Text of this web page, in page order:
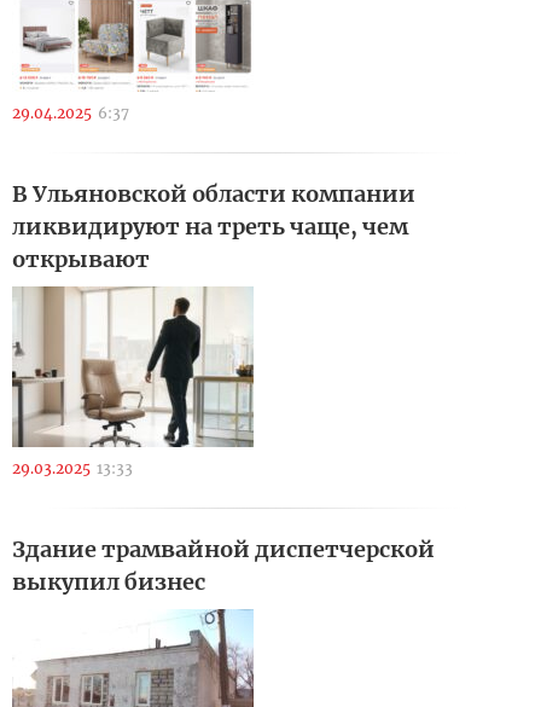
29.04.2025 6:37
В Ульяновской области компании
ликвидируют на треть чаще, чем
открывают
29.03.2025 13:33
Здание трамвайной диспетчерской
выкупил бизнес